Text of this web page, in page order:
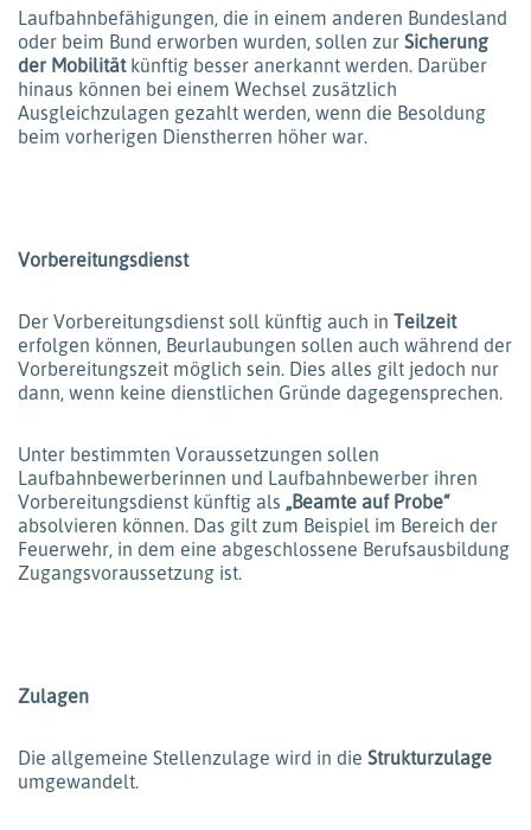
Laufbahnbefähigungen, die in einem anderen Bundesland
oder beim Bund erworben wurden, sollen zur Sicherung
der Mobilität künftig besser anerkannt werden. Darüber
hinaus können bei einem Wechsel zusätzlich
Ausgleichzulagen gezahlt werden, wenn die Besoldung
beim vorherigen Dienstherren höher war.
Vorbereitungsdienst
Der Vorbereitungsdienst soll künftig auch in Teilzeit
erfolgen können, Beurlaubungen sollen auch während der
Vorbereitungszeit möglich sein. Dies alles gilt jedoch nur
dann, wenn keine dienstlichen Gründe dagegensprechen.
Unter bestimmten Voraussetzungen sollen
Laufbahnbewerberinnen und Laufbahnbewerber ihren
Vorbereitungsdienst künftig als „Beamte auf Probe“
absolvieren können. Das gilt zum Beispiel im Bereich der
Feuerwehr, in dem eine abgeschlossene Berufsausbildung
Zugangsvoraussetzung ist.
Zulagen
Die allgemeine Stellenzulage wird in die Strukturzulage
umgewandelt.